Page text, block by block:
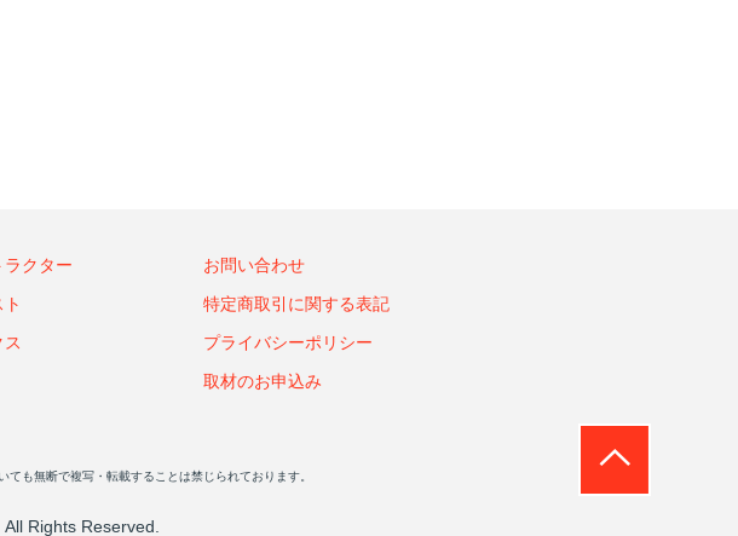
ラクター
ス
お問い合わせ
特定商取引に関する表記
プライバシーポリシー
取材のお申込み
も無断で複写・転載することは禁じられております。
Rights Reserved.